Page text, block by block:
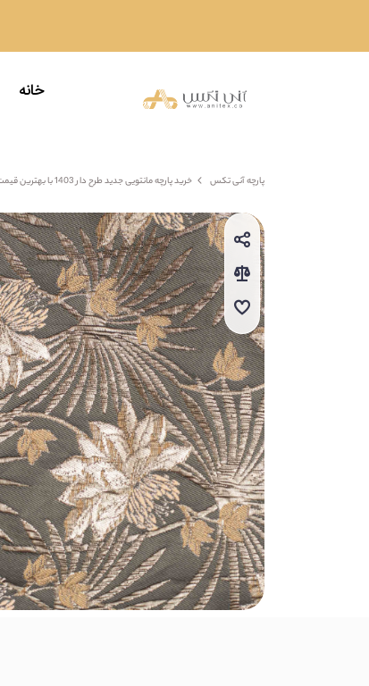
خانه
پارچه آنی تکس خرید پارچه مانتویی جدید طرح دار 1403 با بهترین قیمت+ ارسال رایگان